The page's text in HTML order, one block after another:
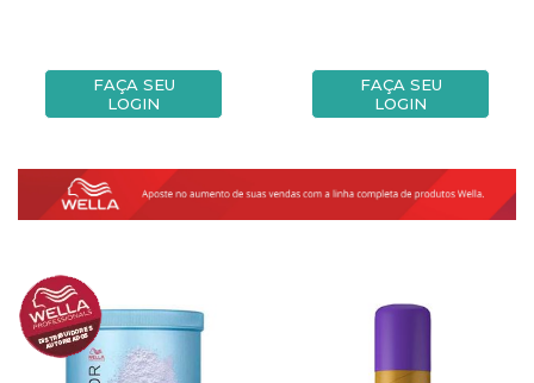
FAÇA SEU
LOGIN
FAÇA SEU
LOGIN